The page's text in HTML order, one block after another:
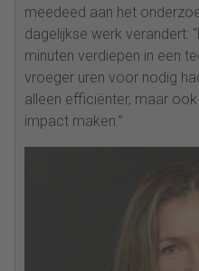
meedeed aan het
dagelijkse werk verandert:
minuten verdiepen in een
vroeger uren voor nodig
alleen efficiënter, maar
impact maken.”